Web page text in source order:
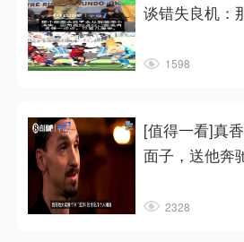
谈错失良机：
1598
[值得一看]真
面子，送他奔
2328